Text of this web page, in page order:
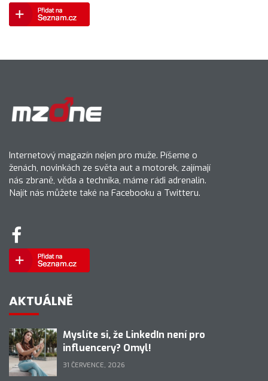
Internetový magazín nejen pro muže. Píšeme o
ženách, novinkách ze světa aut a motorek, zajímají
nás zbraně, věda a technika, máme rádi adrenalin.
Najít nás můžete také na Facebooku a Twitteru.
AKTUÁLNĚ
Myslíte si, že LinkedIn není pro
influencery? Omyl!
31 ČERVENCE, 2026